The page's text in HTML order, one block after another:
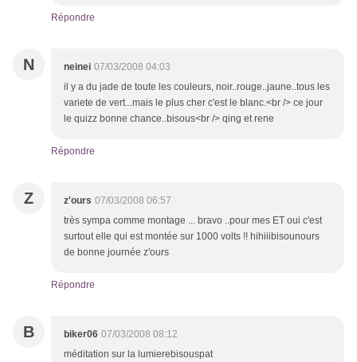
Répondre
N neinei 07/03/2008 04:03
il y a du jade de toute les couleurs, noir..rouge..jaune..tous les
variete de vert...mais le plus cher c'est le blanc.<br /> ce jour
le quizz bonne chance..bisous<br /> qing et rene
Répondre
Z z'ours 07/03/2008 06:57
très sympa comme montage ... bravo ..pour mes ET oui c'est
surtout elle qui est montée sur 1000 volts !! hihiiibisounours
de bonne journée z'ours
Répondre
B biker06 07/03/2008 08:12
méditation sur la lumierebisouspat